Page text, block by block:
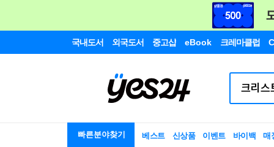
국내도서 외국도서 중고샵 eBook 크레마클럽
빠른분야찾기 베스트 신상품 이벤트 바이백 매